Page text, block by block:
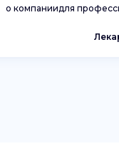
о компаниидля